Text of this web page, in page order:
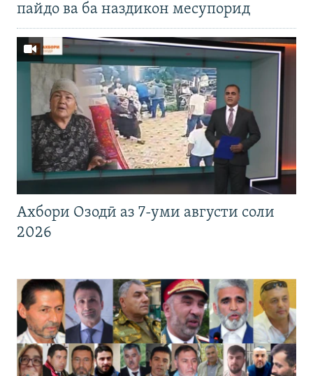
пайдо ва ба наздикон месупорид
Ахбори Озодӣ аз 7-уми августи соли
2026